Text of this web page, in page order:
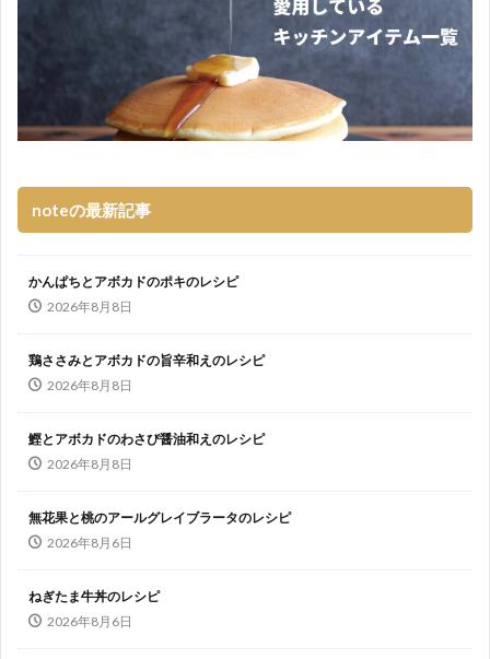
noteの最新記事
かんぱちとアボカドのポキのレシピ
2026年8月8日
鶏ささみとアボカドの旨辛和えのレシピ
2026年8月8日
鰹とアボカドのわさび醤油和えのレシピ
2026年8月8日
無花果と桃のアールグレイブラータのレシピ
2026年8月6日
ねぎたま牛丼のレシピ
2026年8月6日